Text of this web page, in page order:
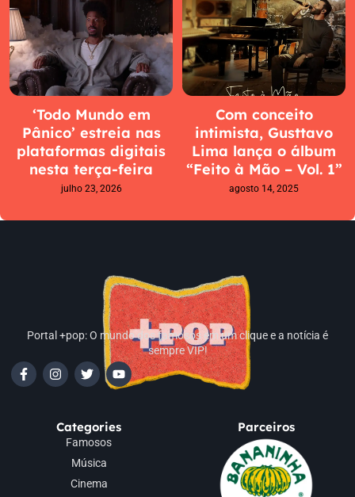
‘Todo Mundo em
Pânico’ estreia nas
plataformas digitais
nesta terça-feira
julho 23, 2026
Com conceito
intimista, Gusttavo
Lima lança o álbum
“Feito à Mão – Vol. 1”
agosto 14, 2025
Portal +pop: O mundo dos famosos em um clique e a notícia é
sempre VIP!
Categories
Famosos
Música
Cinema
Parceiros